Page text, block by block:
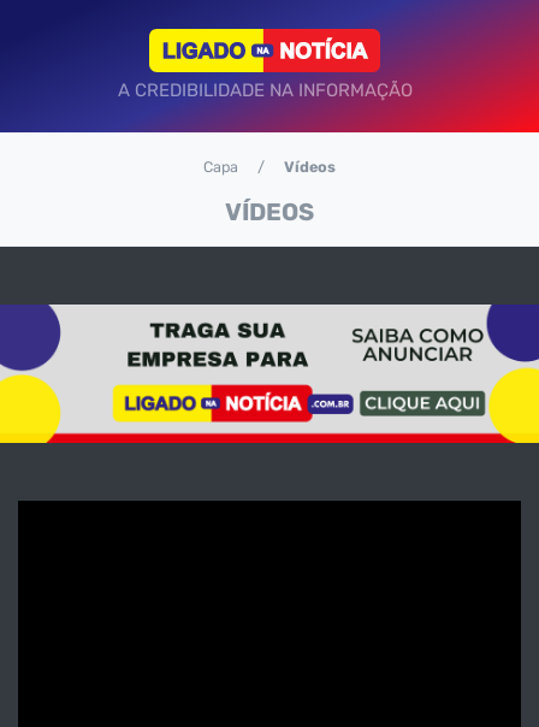
A CREDIBILIDADE NA INFORMAÇÃO
VÍDEOS
Capa Vídeos